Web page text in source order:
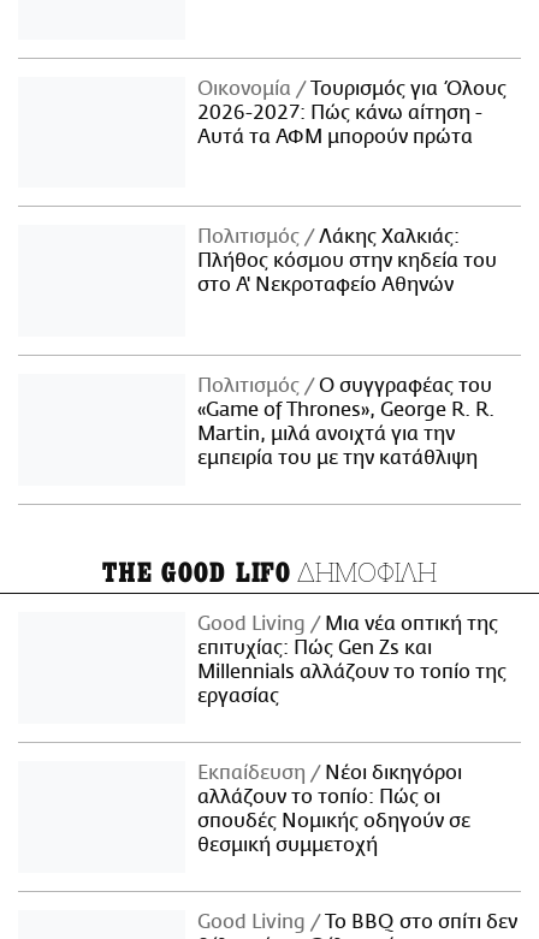
Οικονομία
Τουρισμός για Όλους
2026-2027: Πώς κάνω αίτηση -
Αυτά τα ΑΦΜ μπορούν πρώτα
Πολιτισμός
Λάκης Χαλκιάς:
Πλήθος κόσμου στην κηδεία του
στο Α' Νεκροταφείο Αθηνών
Πολιτισμός
Ο συγγραφέας του
«Game of Thrones», George R. R.
Martin, μιλά ανοιχτά για την
εμπειρία του με την κατάθλιψη
THE GOOD LIFO ΔΗΜΟΦΙΛΗ
Good Living
Μια νέα οπτική της
επιτυχίας: Πώς Gen Zs και
Millennials αλλάζουν το τοπίο της
εργασίας
Εκπαίδευση
Νέοι δικηγόροι
αλλάζουν το τοπίο: Πώς οι
σπουδές Νομικής οδηγούν σε
θεσμική συμμετοχή
Good Living
Το BBQ στο σπίτι δεν